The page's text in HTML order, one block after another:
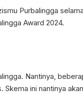
Purbalingga
Award 2024.
Nantinya,
ini nantinya